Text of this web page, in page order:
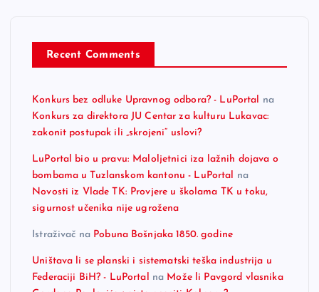
Recent Comments
Konkurs bez odluke Upravnog odbora? - LuPortal
na
Konkurs za direktora JU Centar za kulturu Lukavac:
zakonit postupak ili „skrojeni“ uslovi?
LuPortal bio u pravu: Maloljetnici iza lažnih dojava o
bombama u Tuzlanskom kantonu - LuPortal
na
Novosti iz Vlade TK: Provjere u školama TK u toku,
sigurnost učenika nije ugrožena
Istraživač na Pobuna Bošnjaka 1850. godine
Uništava li se planski i sistematski teška industrija u
Federaciji BiH? - LuPortal
na Može li Pavgord vlasnika